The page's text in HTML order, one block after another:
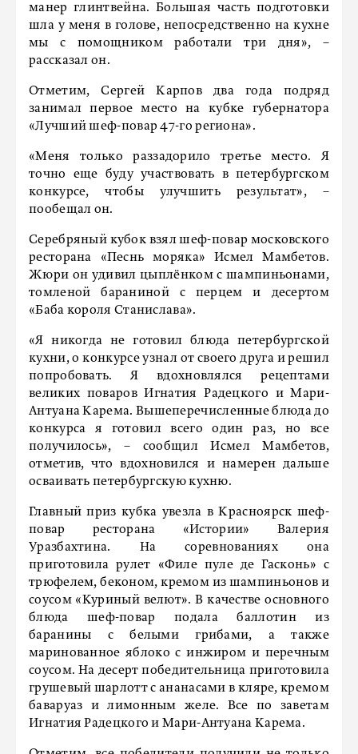
манер глинтвейна. Большая часть подготовки
шла у меня в голове, непосредственно на кухне
мы с помощником работали три дня», –
рассказал он.
Отметим, Сергей Карпов два года подряд
занимал первое место на кубке губернатора
«Лучший шеф-повар 47-го региона».
«Меня только раззадорило третье место. Я
точно еще буду участвовать в петербургском
конкурсе, чтобы улучшить результат», –
пообещал он.
Серебряный кубок взял шеф-повар московского
ресторана «Песнь моряка» Исмел Мамбетов.
Жюри он удивил цыплёнком с шампиньонами,
томленой бараниной с перцем и десертом
«Баба короля Станислава».
«Я никогда не готовил блюда петербургской
кухни, о конкурсе узнал от своего друга и решил
попробовать. Я вдохновлялся рецептами
великих поваров Игнатия Радецкого и Мари-
Антуана Карема. Вышеперечисленные блюда до
конкурса я готовил всего один раз, но все
получилось», – сообщил Исмел Мамбетов,
отметив, что вдохновился и намерен дальше
осваивать петербургскую кухню.
Главный приз кубка увезла в Красноярск шеф-
повар ресторана «Истории» Валерия
Уразбахтина. На соревнованиях она
приготовила рулет «Филе пуле де Гасконь» с
трюфелем, беконом, кремом из шампиньонов и
соусом «Куриный велют». В качестве основного
блюда шеф-повар подала баллотин из
баранины с белыми грибами, а также
маринованное яблоко с инжиром и перечным
соусом. На десерт победительница приготовила
грушевый шарлотт с ананасами в кляре, кремом
баваруаз и лимонным желе. Все по заветам
Игнатия Радецкого и Мари-Антуана Карема.